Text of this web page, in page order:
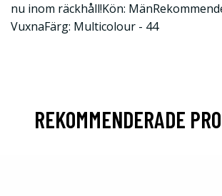
nu inom räckhåll!Kön:
VuxnaFärg: Multicolour - 44
REKOMMENDERADE